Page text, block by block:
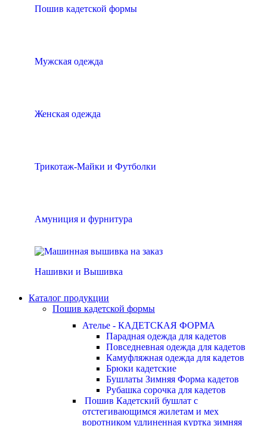
Пошив кадетской формы
Мужская одежда
Женская одежда
Трикотаж-Майки и Футболки
Амуниция и фурнитура
Нашивки и Вышивка
Каталог продукции
Пошив кадетской формы
Ателье - КАДЕТСКАЯ ФОРМА
Парадная одежда для кадетов
Повседневная одежда для кадетов
Камуфляжная одежда для кадетов
Брюки кадетские
Бушлаты Зимняя Форма кадетов
Рубашка сорочка для кадетов
Пошив Кадетский бушлат с
отстегивающимся жилетам и мех
воротником удлиненная куртка зимняя